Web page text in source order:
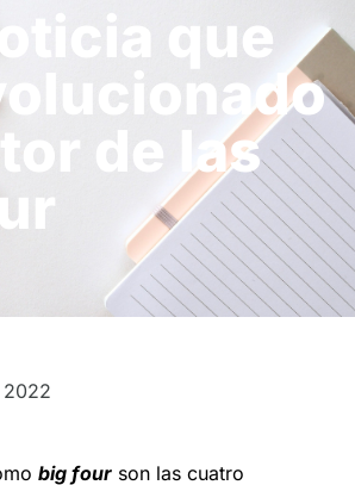
que
de las
2022
big four son las cuatro